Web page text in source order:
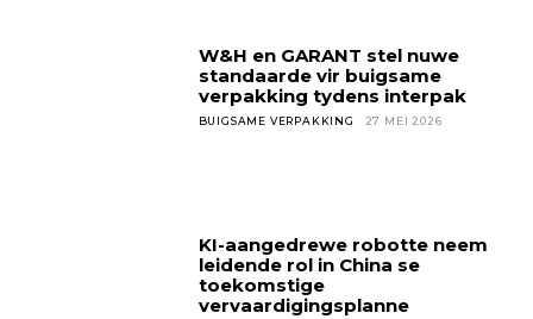
W&H en GARANT stel nuwe
standaarde vir buigsame
verpakking tydens interpak
BUIGSAME VERPAKKING 27 MEI 2026
KI-aangedrewe robotte neem
leidende rol in China se
toekomstige
vervaardigingsplanne